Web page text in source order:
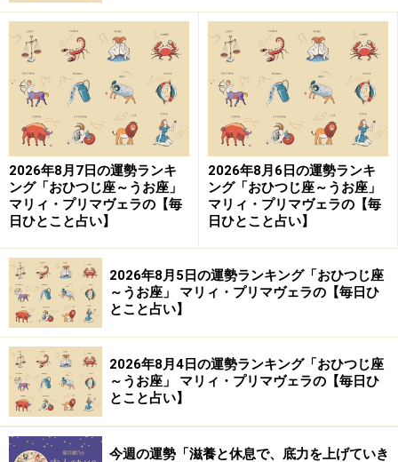
＞今週の運勢！ 章月綾乃の【大人のための星占い】
9位：うお座／魚座（2月19日～3月20日生
まれ）
表立った活動はトラブルのもと。縁の下の力持ちに徹し
てみて。
2026年8月7日の運勢ランキ
ング「おひつじ座～うお座」
マリィ・プリマヴェラの【毎
日ひとこと占い】
2026年8月6日の運勢ランキ
ング「おひつじ座～うお座」
マリィ・プリマヴェラの【毎
日ひとこと占い】
2026年8月5日の運勢ランキング「おひつじ座
～うお座」 マリィ・プリマヴェラの【毎日ひ
とこと占い】
2026年8月4日の運勢ランキング「おひつじ座
～うお座」 マリィ・プリマヴェラの【毎日ひ
とこと占い】
今週の運勢「滋養と休息で、底力を上げていき